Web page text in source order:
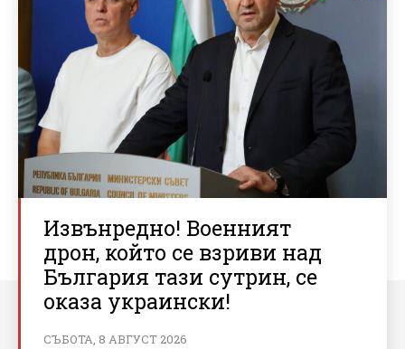
Извънредно! Военният
дрон, който се взриви над
България тази сутрин, се
оказа украински!
СЪБОТА, 8 АВГУСТ 2026